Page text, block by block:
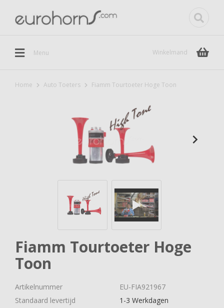
Winkelmand
Menu
Home Auto Toeters Fiamm Tourtoeter Hoge Toon
Fiamm Tourtoeter Hoge
Toon
Artikelnummer
EU-FIA921967
Standaard levertijd
1-3 Werkdagen